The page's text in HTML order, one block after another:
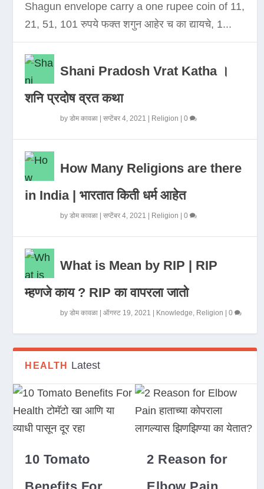
Shagun envelope carry a one rupee coin of 11,
21, 51, 101 रुपये फक्त शगुन आहेर च का द्यायचे, 1...
Shani Pradosh Vrat Katha ।
शनि प्रदोष व्रत कथा
byडोम कावळा |सप्टेंबर 4, 2021 Religion |0
How Many Religions are there
in India | भारतात किती धर्म आहेत
byडोम कावळा |सप्टेंबर 4, 2021 Religion |0
What is Mean by RIP | RIP
म्हणजे काय ? RIP का वापरला जातो
byडोम कावळा |ऑगस्ट 19, 2021 Knowledge, Religion |0
HEALTH Latest
10 Tomato
2 Reason for